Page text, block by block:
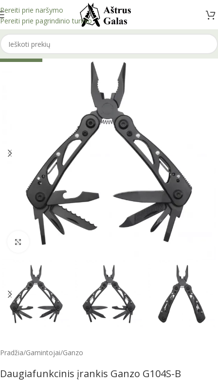
Pereiti prie naršymo
Pereiti prie pagrindinio turinio
Spustelėkite, kad padidintumėte
Pradžia/Gamintojai/Ganzo
Daugiafunkcinis įrankis Ganzo G104S-B